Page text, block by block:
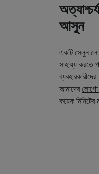
আসুন
একটি সেলুন
সাহায্য করতে
আমাদেরলোগো
কয়েক